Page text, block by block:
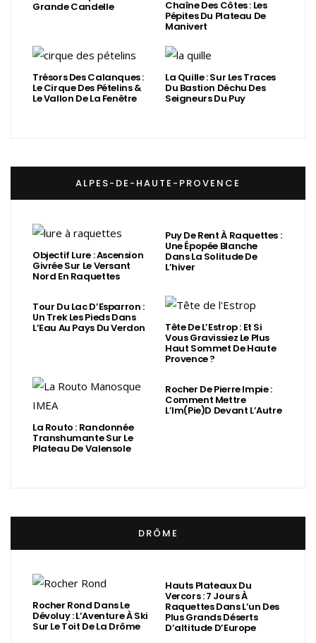
Grande Candelle Chaîne Des Côtes : Les
Pépites Du Plateau De
Manivert
Trésors Des Calanques :
Le Cirque Des Pételins &
Le Vallon De La Fenêtre
La Quille : Sur Les Traces
Du Bastion Déchu Des
Seigneurs Du Puy
ALPES-DE-HAUTE-PROVENCE
Objectif Lure : Ascension
Givrée Sur Le Versant
Nord En Raquettes
Puy De Rent À Raquettes :
Une Épopée Blanche
Dans La Solitude De
L’hiver
Tour Du Lac D’Esparron :
Un Trek Les Pieds Dans
L’Eau Au Pays Du Verdon Tête De L’Estrop : Et Si
Vous Gravissiez Le Plus
Haut Sommet De Haute
Provence ?
La Routo : Randonnée
Transhumante Sur Le
Plateau De Valensole
Rocher De Pierre Impie :
Comment Mettre
L’Im(Pie)d Devant L’Autre
DRÔME
Rocher Rond Dans Le
Dévoluy : L’Aventure À Ski
Sur Le Toit De La Drôme
Hauts Plateaux Du
Vercors : 7 Jours À
Raquettes Dans L’un Des
Plus Grands Déserts
D’altitude D’Europe